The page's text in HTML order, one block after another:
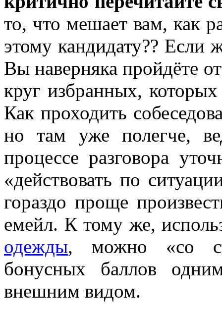
то, что мешает вам, как
этому кандидату?? Если
Вы наверняка пройдёте
круг избранных,
Как проходить
но там уже полегче,
процессе разговора
«действовать по
гораздо проще
емейл. К тому же,
одежды, можно «со
бонусных баллов
внешним видом.